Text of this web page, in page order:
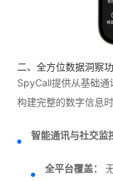
二、全方位数据洞察
SpyCall提供从基础通
构建完整的数字信息时
智能通讯与社交监
全平台覆盖：